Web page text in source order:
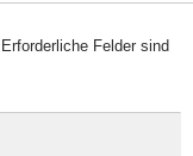
Erforderliche Felder sind